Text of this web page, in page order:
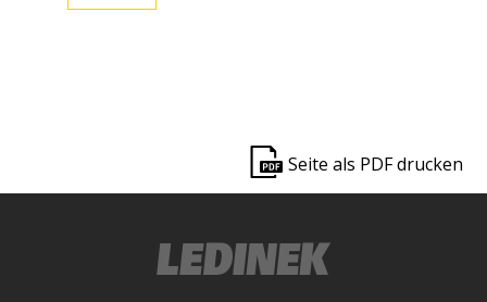
Seite als PDF drucken